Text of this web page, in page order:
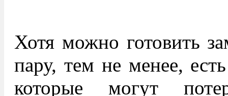
Хотя можно готовить
пару, тем не менее,
которые могут